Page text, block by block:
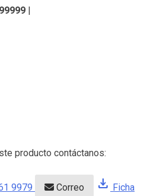
|
producto contáctanos:
9979 Correo download Ficha